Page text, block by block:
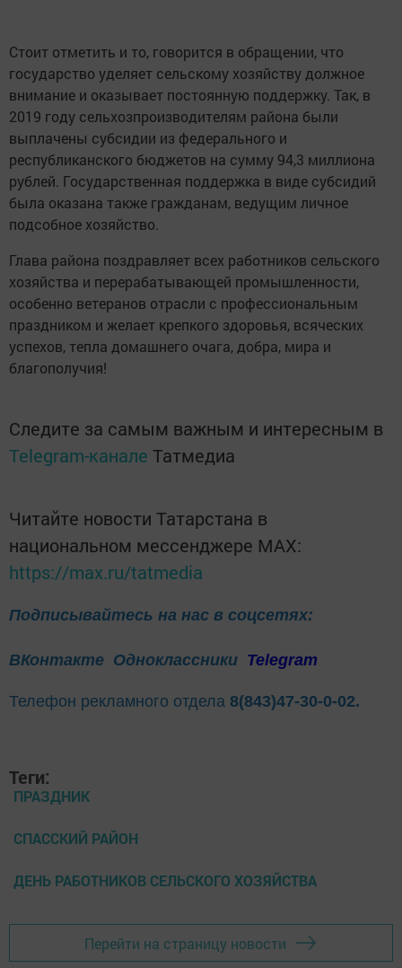
Стоит отметить и то, говорится в обращении, что
государство уделяет сельскому хозяйству должное
внимание и оказывает постоянную поддержку. Так, в
2019 году сельхозпроизводителям района были
выплачены субсидии из федерального и
республиканского бюджетов на сумму 94,3 миллиона
рублей. Государственная поддержка в виде субсидий
была оказана также гражданам, ведущим личное
подсобное хозяйство.
Глава района поздравляет всех работников сельского
хозяйства и перерабатывающей промышленности,
особенно ветеранов отрасли с профессиональным
праздником и желает крепкого здоровья, всяческих
успехов, тепла домашнего очага, добра, мира и
благополучия!
Следите за самым важным и интересным в
Telegram-канале Татмедиа
Читайте новости Татарстана в
национальном мессенджере MАХ:
https://max.ru/tatmedia
Подписывайтесь на нас в соцсетях:
ВКонтакте Одноклассники Telegram
Телефон рекламного отдела 8(843)47-30-0-02.
Теги:
ПРАЗДНИК
СПАССКИЙ РАЙОН
ДЕНЬ РАБОТНИКОВ СЕЛЬСКОГО ХОЗЯЙСТВА
Перейти на страницу новости